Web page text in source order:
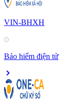
VIN-BHXH
Bảo hiểm điện tử